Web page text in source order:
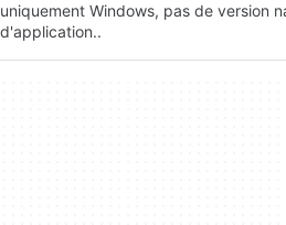
uniquement Windows, pas de version
d'application..